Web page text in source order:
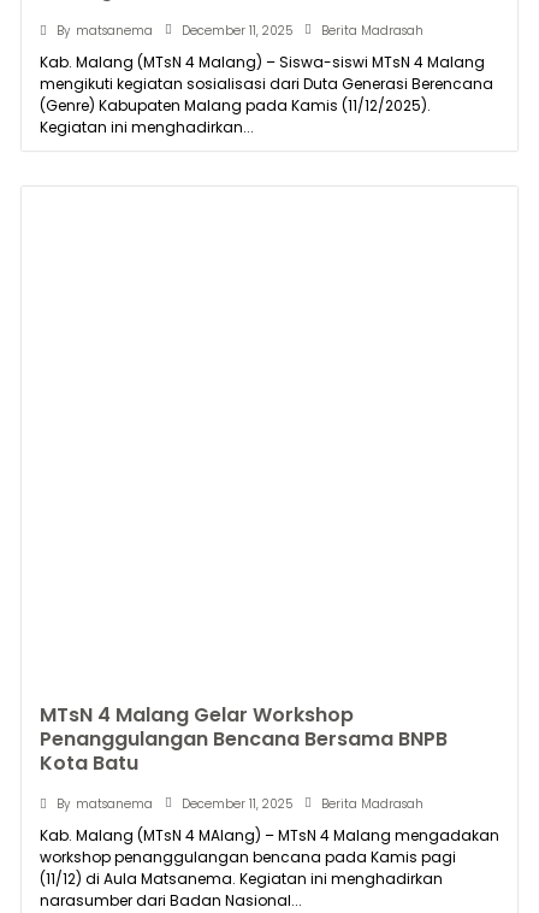
By matsanema December 11, 2025 Berita Madrasah
Kab. Malang (MTsN 4 Malang) – Siswa-siswi MTsN 4 Malang
mengikuti kegiatan sosialisasi dari Duta Generasi Berencana
(Genre) Kabupaten Malang pada Kamis (11/12/2025).
Kegiatan ini menghadirkan...
MTsN 4 Malang Gelar Workshop
Penanggulangan Bencana Bersama BNPB
Kota Batu
By matsanema December 11, 2025 Berita Madrasah
Kab. Malang (MTsN 4 MAlang) – MTsN 4 Malang mengadakan
workshop penanggulangan bencana pada Kamis pagi
(11/12) di Aula Matsanema. Kegiatan ini menghadirkan
narasumber dari Badan Nasional...